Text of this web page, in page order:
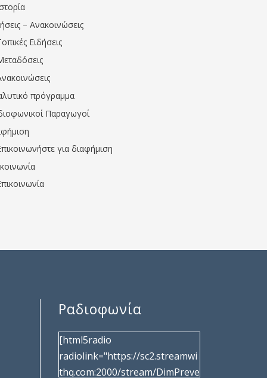
– Ανακοινώσεις
Ειδήσεις
πρόγραμμα
Παραγωγοί
για διαφήμιση
Ραδιοφωνία
[html5radio
radiolink="https://sc2.streamwi
thq.com:2000/stream/DimPreve